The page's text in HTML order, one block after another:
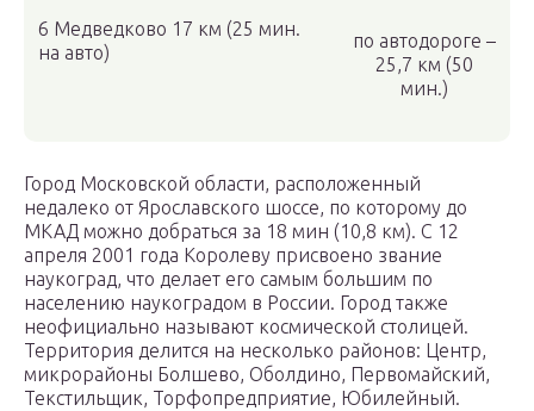
6 Медведково 17 км (25 мин.
на авто)
по автодороге –
25,7 км (50
мин.)
Город Московской области, расположенный
недалеко от Ярославского шоссе, по которому до
МКАД можно добраться за 18 мин (10,8 км). С 12
апреля 2001 года Королеву присвоено звание
наукоград, что делает его самым большим по
населению наукоградом в России. Город также
неофициально называют космической столицей.
Территория делится на несколько районов: Центр,
микрорайоны Болшево, Оболдино, Первомайский,
Текстильщик, Торфопредприятие, Юбилейный.